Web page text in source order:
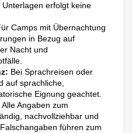
erfolgt keine
Camps mit Übernachtung
in Bezug auf
Nacht und
Bei Sprachreisen oder
auf sprachliche,
Eignung geachtet.
Alle Angaben zum
nachvollziehbar und
führen zum